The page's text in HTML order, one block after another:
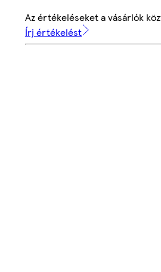
Az értékeléseket a vásárlók
Írj értékelést